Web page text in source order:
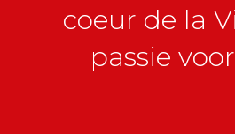
coeur de la
passie